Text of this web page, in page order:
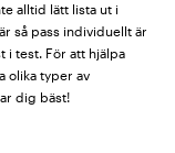
alltid lätt lista ut i
så pass individuellt är
i test. För att hjälpa
olika typer av
dig bäst!